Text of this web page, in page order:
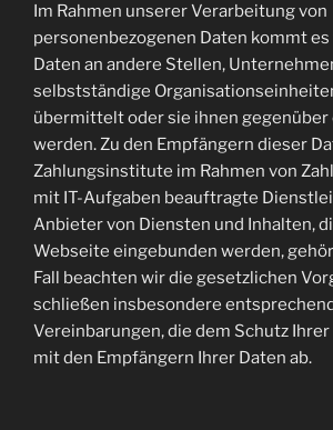
Im Rahmen unserer Verarbeitung von
personenbezogenen Daten kommt es
Daten an andere Stellen,
selbstständige
übermittelt oder sie ihnen
werden. Zu den Empfängern dieser
Zahlungsinstitute im Rahmen von
mit IT-Aufgaben beauftragte
Anbieter von Diensten und Inhalten,
Webseite eingebunden werden,
Fall beachten wir die gesetzlichen
schließen insbesondere
Vereinbarungen, die dem Schutz
mit den Empfängern Ihrer Daten ab.